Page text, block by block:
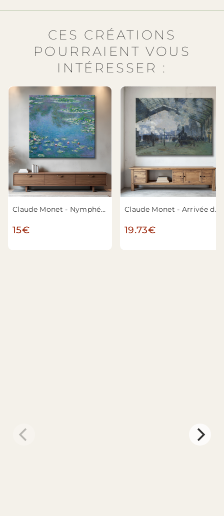
CES CRÉATIONS
POURRAIENT VOUS
INTÉRESSER :
Claude Monet - Nymphéas
15€
Claude Monet - Arrivée du Train de Normandie, Gare Saint-Lazare
19.73€